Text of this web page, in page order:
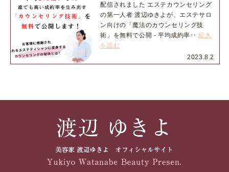
2023.8.2
配信されました エステカウンセリング
の第一人者 渡辺ゆきよが、エステサロ
ン向けの「魔法のカウンセリング技
術」を無料で公開 - 平均成約率‥続き
を読む